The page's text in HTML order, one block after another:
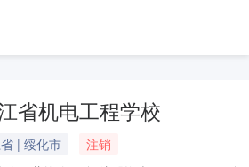
省机电工程学校
| 绥化市
注销